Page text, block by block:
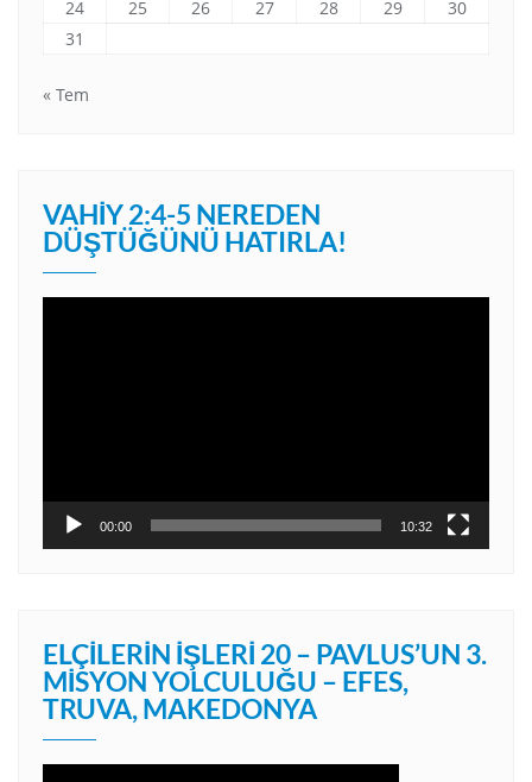
24 25 26 27 28 29
30
31
« Tem
VAHIY 2:4-5 NEREDEN
DÜŞTÜĞÜNÜ HATIRLA!
00:00 10:32
ELÇILERIN İŞLERI 20 – PAVLUS’UN 3.
MISYON YOLCULUĞU – EFES,
TRUVA, MAKEDONYA